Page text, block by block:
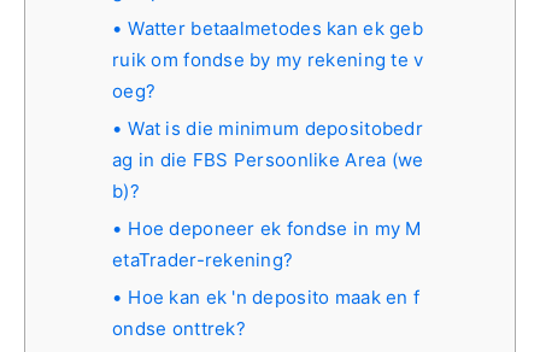
Watter betaalmetodes kan ek geb
ruik om fondse by my rekening te v
oeg?
Wat is die minimum depositobedr
ag in die FBS Persoonlike Area (we
b)?
Hoe deponeer ek fondse in my M
etaTrader-rekening?
Hoe kan ek 'n deposito maak en f
ondse onttrek?